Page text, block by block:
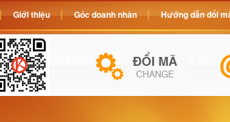
Giới thiệu Góc doanh nhân Hướng dẫn đổi